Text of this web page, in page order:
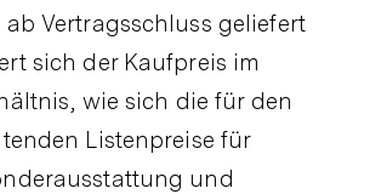
Vertragsschluss geliefert
sich der Kaufpreis im
wie sich die für den
Listenpreise für
und